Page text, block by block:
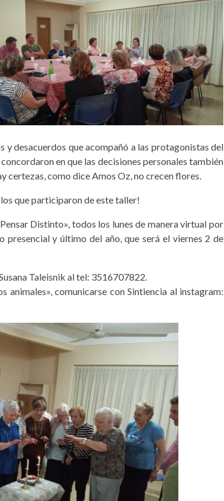
desacuerdos que acompañó a las protagonistas del
en que las decisiones personales también
certezas, como dice Amos Oz, no crecen flores.
que participaron de este taller!
Distinto», todos los lunes de manera virtual por
y último del año, que será el viernes 2 de
Taleisnik al tel: 3516707822.
comunicarse con Sintiencia al instagram: